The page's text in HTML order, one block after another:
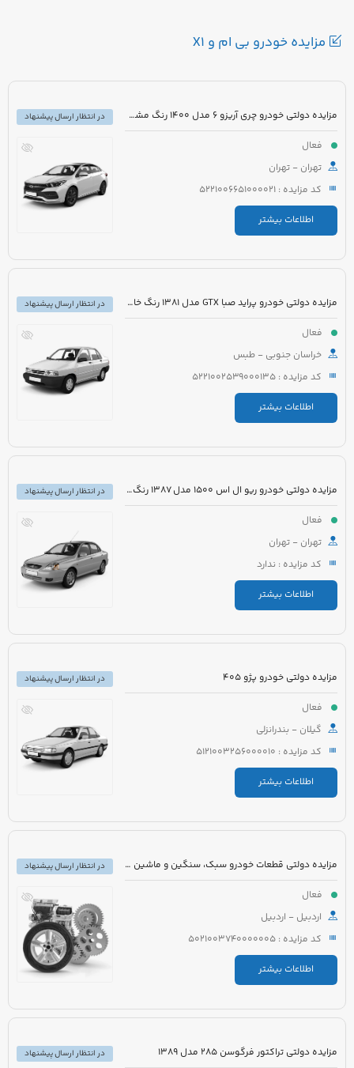
مزایده خودرو بی ام و X1
مزایده دولتی خودرو چری آریزو 6 مدل 1400 رنگ مشکی
فعال
تهران - تهران
کد مزایده : 5221006651000021
اطلاعات بیشتر
در انتظار ارسال پیشنهاد
مزایده دولتی خودرو پراید صبا GTX مدل 1381 رنگ خاکستری
فعال
خراسان جنوبی - طبس
کد مزایده : 5221002539000135
اطلاعات بیشتر
در انتظار ارسال پیشنهاد
مزایده دولتی خودرو ریو ال اس 1500 مدل 1387 رنگ نوک مدادی متالیک
فعال
تهران - تهران
کد مزایده : ندارد
اطلاعات بیشتر
در انتظار ارسال پیشنهاد
مزایده دولتی خودرو پژو 405
فعال
گیلان - بندرانزلی
کد مزایده : 5121003256000010
اطلاعات بیشتر
در انتظار ارسال پیشنهاد
مزایده دولتی قطعات خودرو سبک، سنگین و ماشین آلات راه سازی
فعال
اردبیل - اردبیل
کد مزایده : 5021003740000005
اطلاعات بیشتر
در انتظار ارسال پیشنهاد
مزایده دولتی تراکتور فرگوسن 285 مدل 1389
در انتظار ارسال پیشنهاد